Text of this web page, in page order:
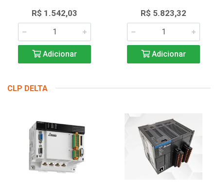
R$ 1.542,03
Adicionar
R$ 5.823,32
Adicionar
CLP DELTA